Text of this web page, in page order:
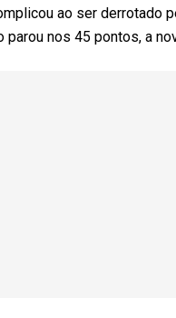
ao ser derrotado
parou nos 45 pontos, a